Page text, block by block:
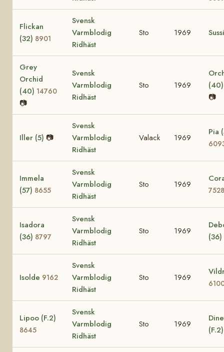
Flickan
(32) 8901
Svensk
Varmblodig
Ridhäst
Sto 1969
Grey
Orchid
(40) 14760
📷
Svensk
Varmblodig
Ridhäst
Sto 1969
📷
Iller (5) 📷
Svensk
Varmblodig
Ridhäst
Valack 1969
Pia
Immela
(57) 8655
Svensk
Varmblodig
Ridhäst
Sto 1969
7528
Isadora
(36) 8797
Svensk
Varmblodig
Ridhäst
Sto 1969
(36)
Isolde 9162
Svensk
Varmblodig
Ridhäst
Sto 1969
Lipoo (F.2)
8645
Svensk
Varmblodig
Ridhäst
Sto 1969